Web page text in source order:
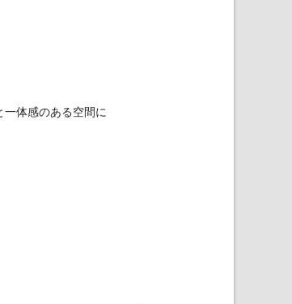
体感のある空間に